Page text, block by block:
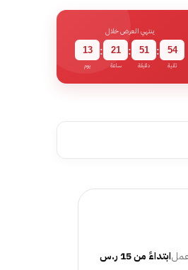
ينتهي العرض خلال
13
يوم
: 21
ساعة
: 51
دقيقة
: 53
ثانية
ابتداءً من 15 ر.س